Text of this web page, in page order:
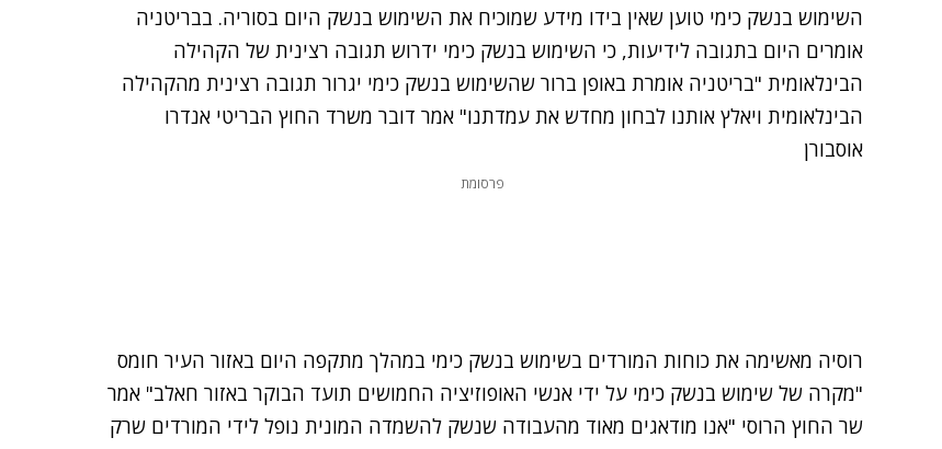
השימוש בנשק כימי טוען שאין בידו מידע שמוכיח את השימוש בנשק היום בסוריה. בבריטניה
אומרים היום בתגובה לידיעות, כי השימוש בנשק כימי ידרוש תגובה רצינית של הקהילה
הבינלאומית "בריטניה אומרת באופן ברור שהשימוש בנשק כימי יגרור תגובה רצינית מהקהילה
הבינלאומית ויאלץ אותנו לבחון מחדש את עמדתנו" אמר דובר משרד החוץ הבריטי אנדרו
אוסבורן
פרסומת
רוסיה מאשימה את כוחות המורדים בשימוש בנשק כימי במהלך מתקפה היום באזור העיר חומס
"מקרה של שימוש בנשק כימי על ידי אנשי האופוזיציה החמושים תועד הבוקר באזור חאלב" אמר
שר החוץ הרוסי "אנו מודאגים מאוד מהעבודה שנשק להשמדה המונית נופל לידי המורדים שרק